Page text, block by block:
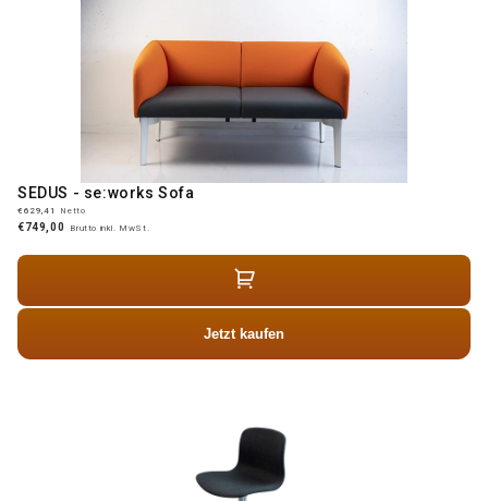
SEDUS - se:works Sofa
€629,41 Netto
€749,00 Brutto inkl. MwSt.
Jetzt kaufen